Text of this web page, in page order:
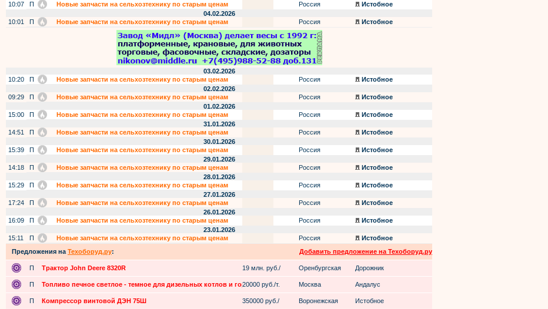
10:07
П Новые запчасти на сельхозтехнику по старым ценам Россия
Истобное
04.02.2026
10:01
П Новые запчасти на сельхозтехнику по старым ценам Россия Истобное
03.02.2026
10:20
П Новые запчасти на сельхозтехнику по старым ценам Россия
Истобное
02.02.2026
09:29
П Новые запчасти на сельхозтехнику по старым ценам Россия
Истобное
01.02.2026
15:00
П Новые запчасти на сельхозтехнику по старым ценам Россия
Истобное
31.01.2026
14:51
П Новые запчасти на сельхозтехнику по старым ценам Россия
Истобное
30.01.2026
15:39
П Новые запчасти на сельхозтехнику по старым ценам Россия
Истобное
29.01.2026
14:18
П Новые запчасти на сельхозтехнику по старым ценам Россия
Истобное
28.01.2026
15:29
П Новые запчасти на сельхозтехнику по старым ценам Россия
Истобное
27.01.2026
17:24
П Новые запчасти на сельхозтехнику по старым ценам Россия
Истобное
26.01.2026
16:09
П Новые запчасти на сельхозтехнику по старым ценам Россия
Истобное
23.01.2026
15:11
П Новые запчасти на сельхозтехнику по старым ценам Россия
Истобное
Предложения на Техоборуд.ру: Добавить предложение на Техоборуд.ру
П Трактор John Deere 8320R 19 млн. руб./ Оренбургская Дорожник
П Топливо печное светлое - темное для дизельных котлов и горелок20000 руб./т. Москва Андалус
П Компрессор винтовой ДЭН 75Ш 350000 руб./ Воронежская
Истобное